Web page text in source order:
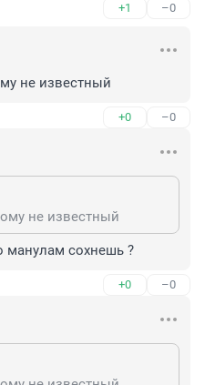
+1 –0
не известный
+0 –0
не известный
манулам сохнешь ?
+0 –0